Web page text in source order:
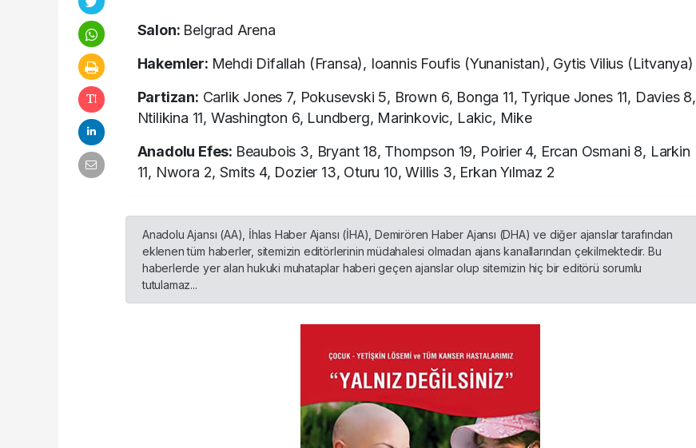
Salon: Belgrad Arena
Hakemler: Mehdi Difallah (Fransa), Ioannis Foufis (Yunanistan), Gytis Vilius (Litvanya)
Partizan: Carlik Jones 7, Pokusevski 5, Brown 6, Bonga 11, Tyrique Jones 11, Davies 8,
Ntilikina 11, Washington 6, Lundberg, Marinkovic, Lakic, Mike
Anadolu Efes: Beaubois 3, Bryant 18, Thompson 19, Poirier 4, Ercan Osmani 8, Larkin
11, Nwora 2, Smits 4, Dozier 13, Oturu 10, Willis 3, Erkan Yılmaz 2
Anadolu Ajansı (AA), İhlas Haber Ajansı (İHA), Demirören Haber Ajansı (DHA) ve diğer ajanslar tarafından
eklenen tüm haberler, sitemizin editörlerinin müdahalesi olmadan ajans kanallarından çekilmektedir. Bu
haberlerde yer alan hukuki muhataplar haberi geçen ajanslar olup sitemizin hiç bir editörü sorumlu
tutulamaz...